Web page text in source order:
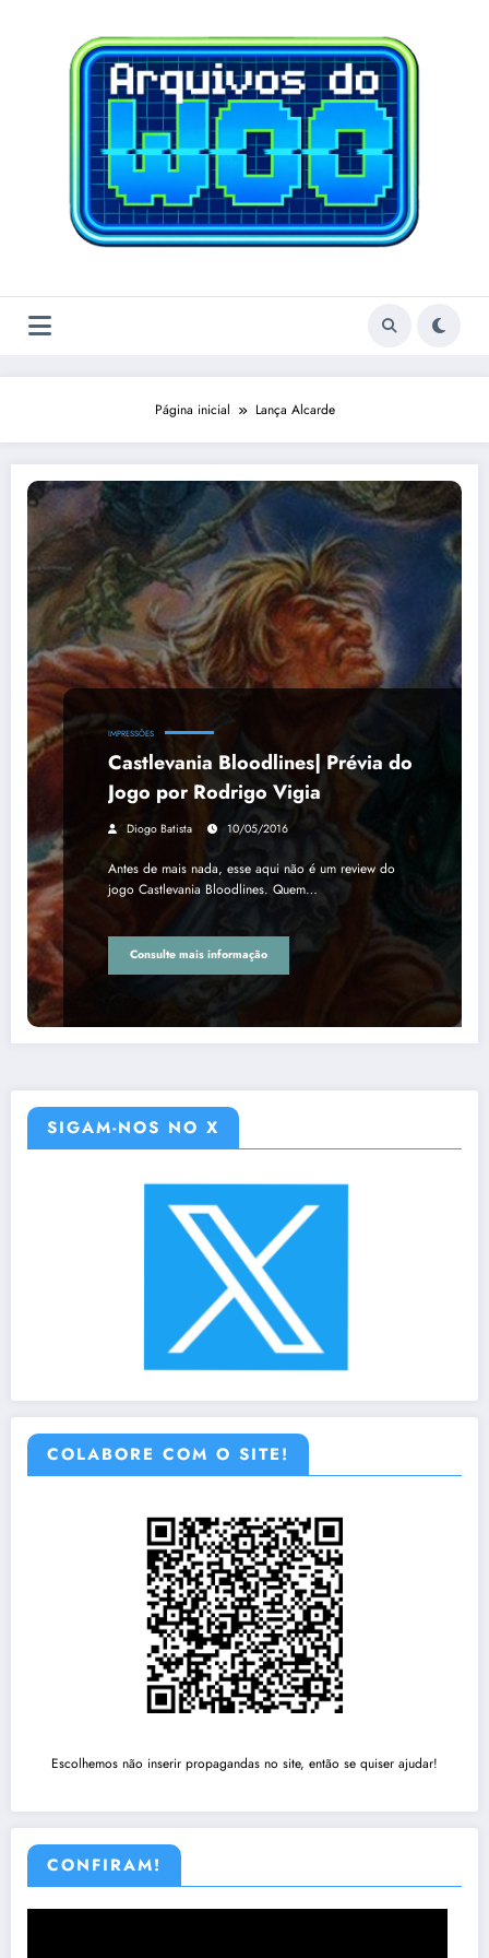
Página inicial Lança Alcarde
IMPRESSÕES
Castlevania Bloodlines| Prévia do
Jogo por Rodrigo Vigia
Diogo Batista 10/05/2016
Antes de mais nada, esse aqui não é um review do
jogo Castlevania Bloodlines. Quem…
Consulte mais informação
SIGAM-NOS NO X
COLABORE COM O SITE!
Escolhemos não inserir propagandas no site, então se quiser ajudar!
CONFIRAM!